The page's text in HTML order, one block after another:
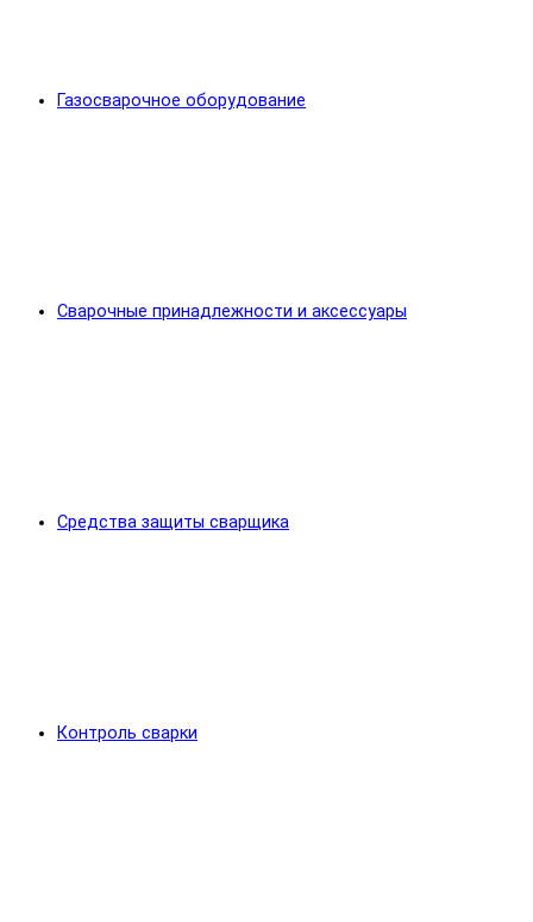
Газосварочное оборудование
Сварочные принадлежности и аксессуары
Средства защиты сварщика
Контроль сварки